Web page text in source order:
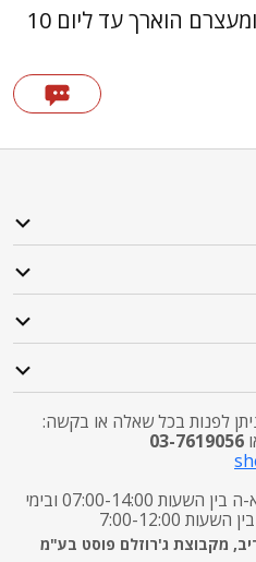
לדיונים בהארכת מעצרם ומעצרם הוארך עד ליום 10
לפנות בכל שאלה או בקשה:
03-7619056
המוקד מאויש ונותן מענה בימים א-ה בין השעות 07:00-14:00 ובימי
7:00-12:00